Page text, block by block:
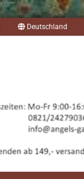
Deutschland